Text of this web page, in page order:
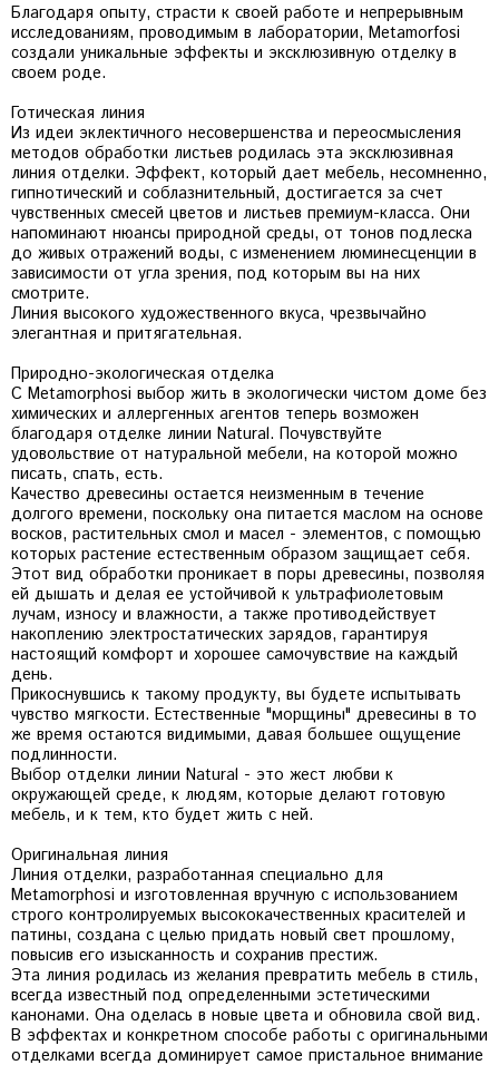
Благодаря опыту, страсти к своей работе и непрерывным
исследованиям, проводимым в лаборатории, Metamorfosi
создали уникальные эффекты и эксклюзивную отделку в
своем роде.
Готическая линия
Из идеи эклектичного несовершенства и переосмысления
методов обработки листьев родилась эта эксклюзивная
линия отделки. Эффект, который дает мебель, несомненно,
гипнотический и соблазнительный, достигается за счет
чувственных смесей цветов и листьев премиум-класса. Они
напоминают нюансы природной среды, от тонов подлеска
до живых отражений воды, с изменением люминесценции в
зависимости от угла зрения, под которым вы на них
смотрите.
Линия высокого художественного вкуса, чрезвычайно
элегантная и притягательная.
Природно-экологическая отделка
С Metamorphosi выбор жить в экологически чистом доме без
химических и аллергенных агентов теперь возможен
благодаря отделке линии Natural. Почувствуйте
удовольствие от натуральной мебели, на которой можно
писать, спать, есть.
Качество древесины остается неизменным в течение
долгого времени, поскольку она питается маслом на основе
восков, растительных смол и масел - элементов, с помощью
которых растение естественным образом защищает себя.
Этот вид обработки проникает в поры древесины, позволяя
ей дышать и делая ее устойчивой к ультрафиолетовым
лучам, износу и влажности, а также противодействует
накоплению электростатических зарядов, гарантируя
настоящий комфорт и хорошее самочувствие на каждый
день.
Прикоснувшись к такому продукту, вы будете испытывать
чувство мягкости. Естественные "морщины" древесины в то
же время остаются видимыми, давая большее ощущение
подлинности.
Выбор отделки линии Natural - это жест любви к
окружающей среде, к людям, которые делают готовую
мебель, и к тем, кто будет жить с ней.
Оригинальная линия
Линия отделки, разработанная специально для
Metamorphosi и изготовленная вручную с использованием
строго контролируемых высококачественных красителей и
патины, создана с целью придать новый свет прошлому,
повысив его изысканность и сохранив престиж.
Эта линия родилась из желания превратить мебель в стиль,
всегда известный под определенными эстетическими
канонами. Она оделась в новые цвета и обновила свой вид.
В эффектах и конкретном способе работы с оригинальными
отделками всегда доминирует самое пристальное внимание